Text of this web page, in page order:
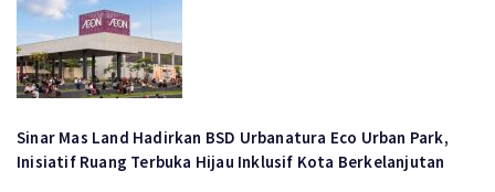
Sinar Mas Land Hadirkan BSD Urbanatura Eco Urban Park,
Inisiatif Ruang Terbuka Hijau Inklusif Kota Berkelanjutan